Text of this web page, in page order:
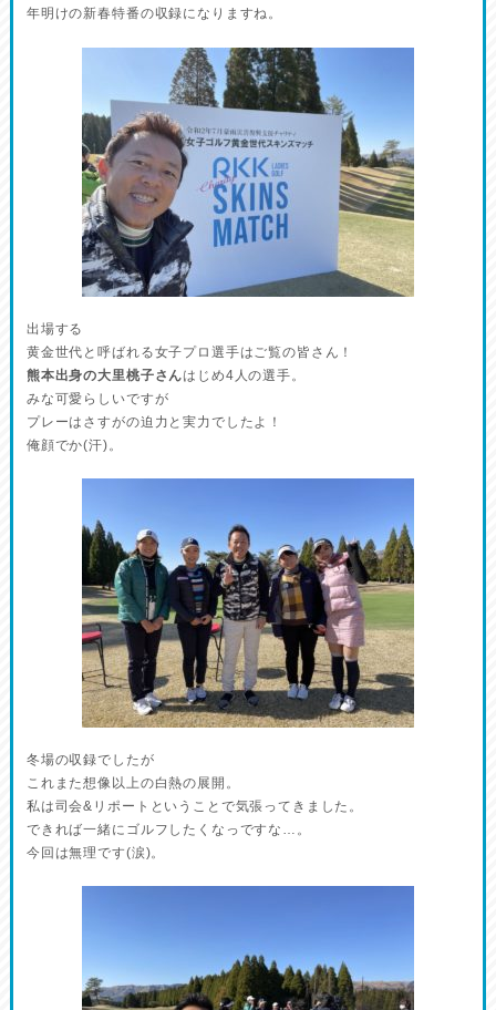
年明けの新春特番の収録になりますね。
出場する
黄金世代と呼ばれる女子プロ選手はご覧の皆さん！
熊本出身の大里桃子さんはじめ4人の選手。
みな可愛らしいですが
プレーはさすがの迫力と実力でしたよ！
俺顔でか(汗)。
冬場の収録でしたが
これまた想像以上の白熱の展開。
私は司会&リポートということで気張ってきました。
できれば一緒にゴルフしたくなっですな…。
今回は無理です(涙)。